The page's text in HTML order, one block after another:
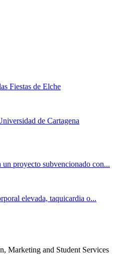
Fiestas de Elche
de Cartagena
proyecto subvencionado con...
elevada, taquicardia o...
Marketing and Student Services